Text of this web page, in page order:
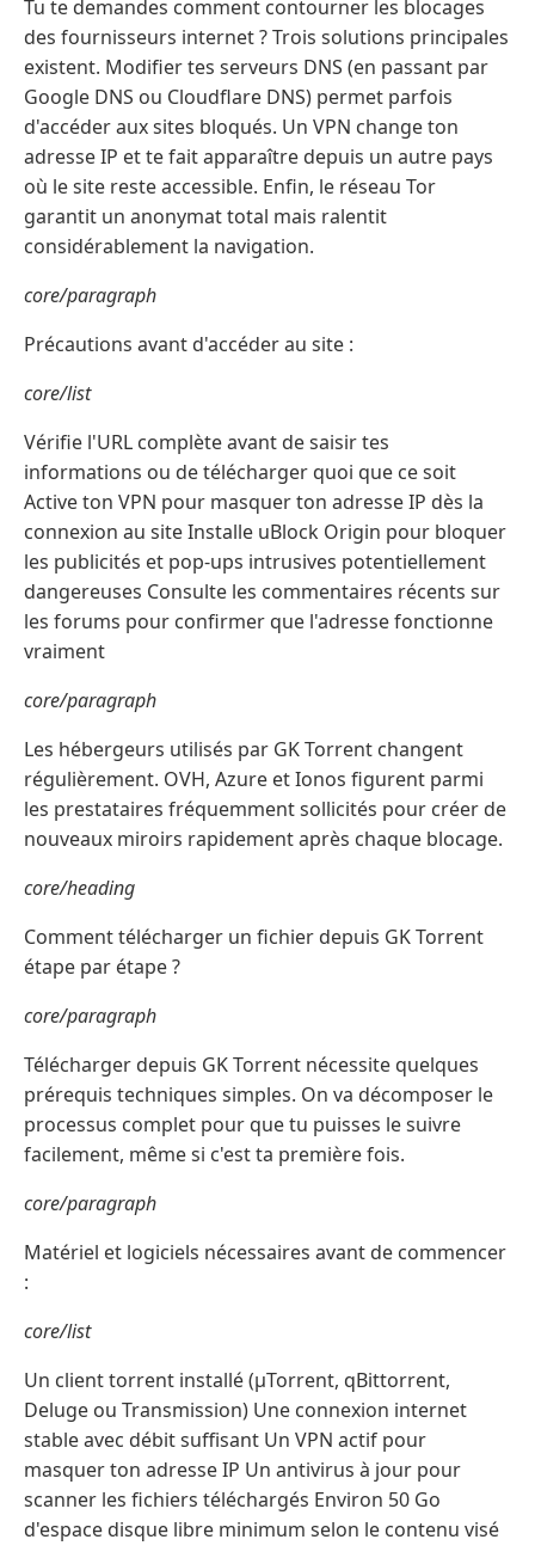
Tu te demandes comment contourner les blocages
des fournisseurs internet ? Trois solutions principales
existent. Modifier tes serveurs DNS (en passant par
Google DNS ou Cloudflare DNS) permet parfois
d'accéder aux sites bloqués. Un VPN change ton
adresse IP et te fait apparaître depuis un autre pays
où le site reste accessible. Enfin, le réseau Tor
garantit un anonymat total mais ralentit
considérablement la navigation.
core/paragraph
Précautions avant d'accéder au site :
core/list
Vérifie l'URL complète avant de saisir tes
informations ou de télécharger quoi que ce soit
Active ton VPN pour masquer ton adresse IP dès la
connexion au site Installe uBlock Origin pour bloquer
les publicités et pop-ups intrusives potentiellement
dangereuses Consulte les commentaires récents sur
les forums pour confirmer que l'adresse fonctionne
vraiment
core/paragraph
Les hébergeurs utilisés par GK Torrent changent
régulièrement. OVH, Azure et Ionos figurent parmi
les prestataires fréquemment sollicités pour créer de
nouveaux miroirs rapidement après chaque blocage.
core/heading
Comment télécharger un fichier depuis GK Torrent
étape par étape ?
core/paragraph
Télécharger depuis GK Torrent nécessite quelques
prérequis techniques simples. On va décomposer le
processus complet pour que tu puisses le suivre
facilement, même si c'est ta première fois.
core/paragraph
Matériel et logiciels nécessaires avant de commencer
:
core/list
Un client torrent installé (µTorrent, qBittorrent,
Deluge ou Transmission) Une connexion internet
stable avec débit suffisant Un VPN actif pour
masquer ton adresse IP Un antivirus à jour pour
scanner les fichiers téléchargés Environ 50 Go
d'espace disque libre minimum selon le contenu visé